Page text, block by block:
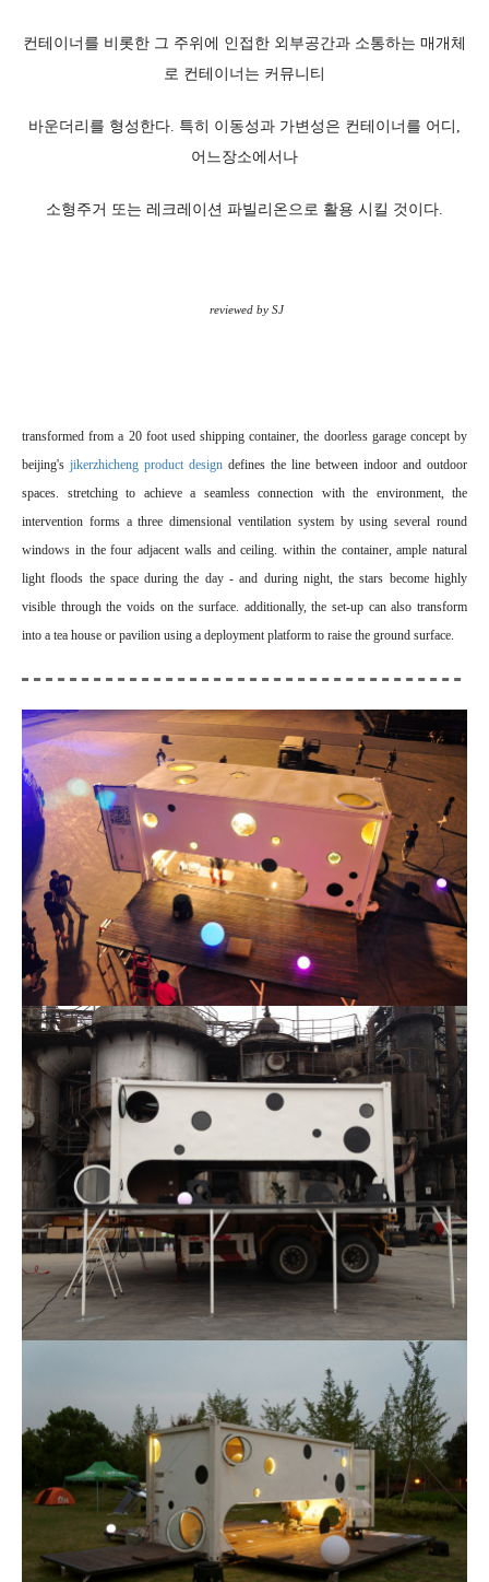
컨 테이너를 비롯한 그 주위에 인접한 외부공간과 소통하는 매개체
로 컨테이너는 커뮤니티
바운더리를 형성한다. 특히 이동성과 가변성은 컨테이너를 어디,
어느장소에서나
소형주거 또는 레크레이션 파빌리온으로 활용 시킬 것이다.
reviewed by SJ
transformed from a 20 foot used shipping container, the doorless garage concept by
beijing's jikerzhicheng product design defines the line between indoor and outdoor
spaces. stretching to achieve a seamless connection with the environment, the
intervention forms a three dimensional ventilation system by using several round
windows in the four adjacent walls and ceiling. within the container, ample natural
light floods the spaceduring the day - and during night, the stars become highly
visible through the voids on the surface. additionally,the set-up can also transform
into a tea house or pavilion using a deployment platform to raise the ground surface.